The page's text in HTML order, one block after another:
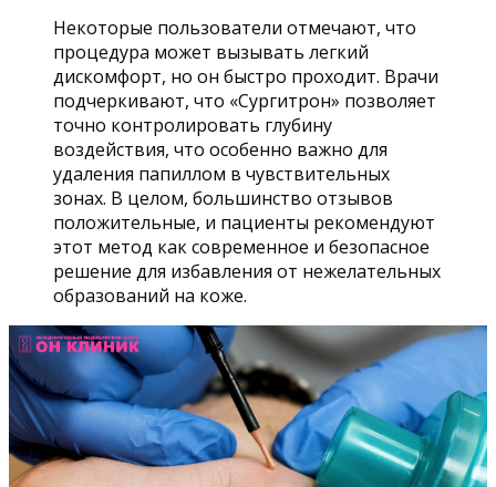
Некоторые пользователи отмечают, что
процедура может вызывать легкий
дискомфорт, но он быстро проходит. Врачи
подчеркивают, что «Сургитрон» позволяет
точно контролировать глубину
воздействия, что особенно важно для
удаления папиллом в чувствительных
зонах. В целом, большинство отзывов
положительные, и пациенты рекомендуют
этот метод как современное и безопасное
решение для избавления от нежелательных
образований на коже.